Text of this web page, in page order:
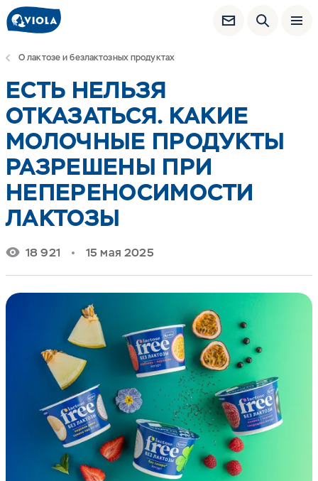
О лактозе и безлактозных продуктах
ЕСТЬ НЕЛЬЗЯ
ОТКАЗАТЬСЯ. КАКИЕ
МОЛОЧНЫЕ ПРОДУКТЫ
РАЗРЕШЕНЫ ПРИ
НЕПЕРЕНОСИМОСТИ
ЛАКТОЗЫ
18 921 15 мая 2025